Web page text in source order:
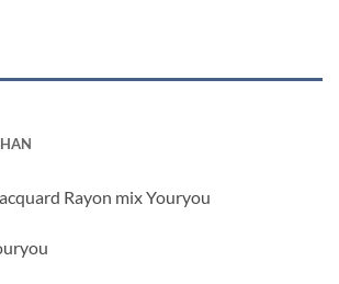
Rayon mix Youryou